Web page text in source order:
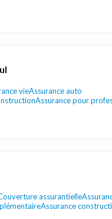
vieAssurance auto
Assurance pour
assurantielle
Assurance